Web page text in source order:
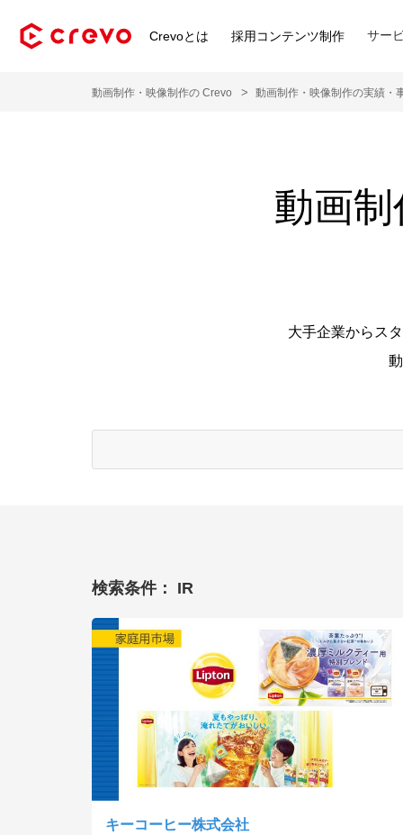
Crevoとは 採用コンテンツ制作 サー
動画制作・映像制作の Crevo 動画制作・映像制作の実績・
動画
大手企業からス
検索条件： IR
キーコーヒー株式会社